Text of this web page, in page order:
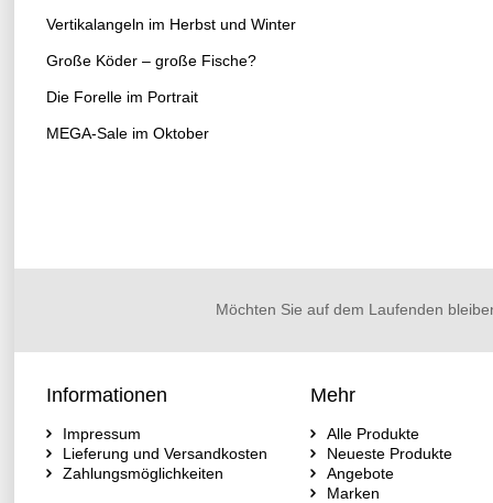
Vertikalangeln im Herbst und Winter
Große Köder – große Fische?
Die Forelle im Portrait
MEGA-Sale im Oktober
Möchten Sie auf dem Laufenden
Informationen
Impressum
Lieferung und Versandkosten
Zahlungsmöglichkeiten
Mehr
Alle Produkte
Neueste Produkte
Angebote
Marken